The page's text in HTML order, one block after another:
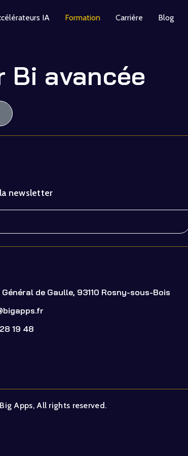
IA Formation Carrière Blog
Bi avancée
newsletter
Général de Gaulle, 93110 Rosny-sous-Bois
19 48
Apps, All rights reserved.